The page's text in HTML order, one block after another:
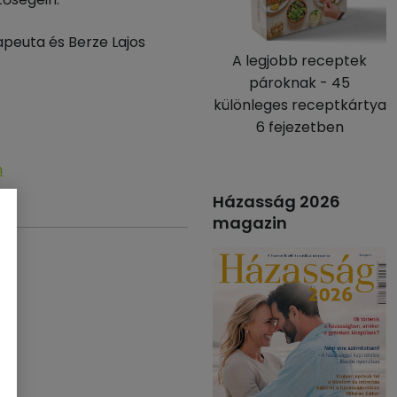
és Berze Lajos
A legjobb receptek
pároknak - 45
különleges receptkártya
6 fejezetben
Házasság 2026
magazin